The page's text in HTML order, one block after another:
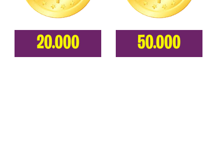
20.000 50.000